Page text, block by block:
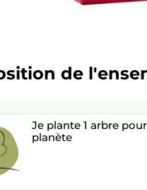
de
Je plante 1 arbre
planète